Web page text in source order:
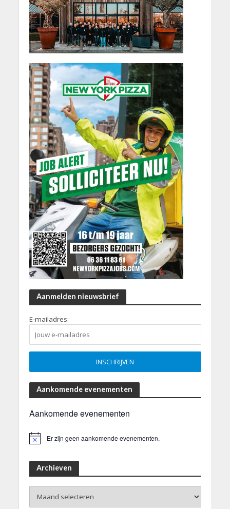
Aanmelden nieuwsbrief
E-mailadres:
Aankomende evenementen
Aankomende evenementen
Er zijn geen aankomende evenementen.
Archieven